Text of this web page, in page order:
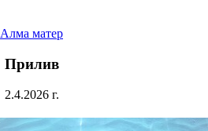
Алма матер
Прилив
2.4.2026 г.